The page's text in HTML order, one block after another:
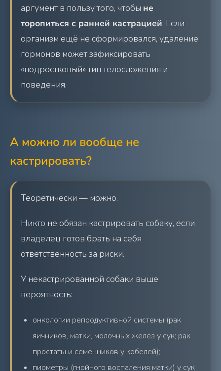
аргумент в пользу того, чтобы не
торопиться с ранней кастрацией. Если
организм ещё не сформировался, удаление
гормонов может зафиксировать
«подростковый» тип телосложения и
поведения.
А можно ли вообще не
кастрировать?
Теоретически — можно.
Никто не обязан кастрировать собаку, если
владелец готов брать на себя
ответственность за риски.
У некастрированной собаки выше
вероятность:
онкологии репродуктивной системы (рак
яичников, матки, молочных желёз у сук; рак
простаты и семенников у кобелей);
пиометры (гнойного воспаления матки) у сук